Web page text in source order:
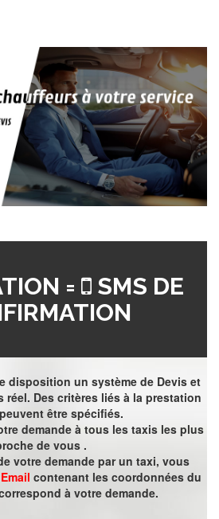
=
SMS DE
disposition un système de Devis et
réel. Des critères liés à la prestation
être spécifiés.
demande à tous les taxis les plus
de vous .
votre demande par un taxi, vous
Email contenant les coordonnées du
à votre demande.